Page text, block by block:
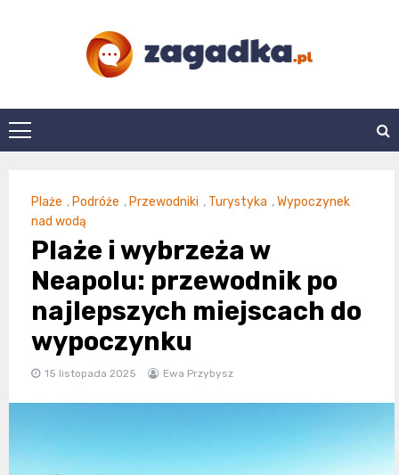
zagadka.pl
Plaże , Podróże , Przewodniki , Turystyka ,Wypoczynek
nad wodą
Plaże i wybrzeża w
Neapolu: przewodnik po
najlepszych miejscach do
wypoczynku
15 listopada 2025 Ewa Przybysz